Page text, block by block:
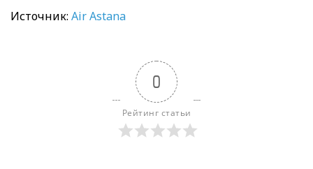
Источник: Air Astana
0
Рейтинг статьи